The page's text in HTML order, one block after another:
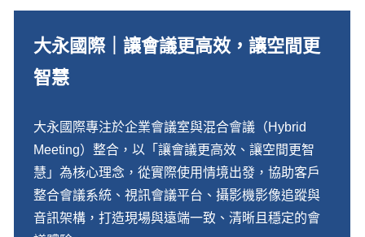
大永國際｜讓會議更高效，讓空間更
智慧
大永國際專注於企業會議室與混合會議（Hybrid
Meeting）整合，以「讓會議更高效、讓空間更智
慧」為核心理念，從實際使用情境出發，協助客戶
整合會議系統、視訊會議平台、攝影機影像追蹤與
音訊架構，打造現場與遠端一致、清晰且穩定的會